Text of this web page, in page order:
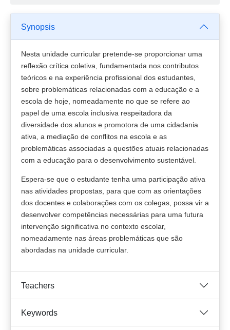
Synopsis
Nesta unidade curricular pretende-se proporcionar uma
reflexão crítica coletiva, fundamentada nos contributos
teóricos e na experiência profissional dos estudantes,
sobre problemáticas relacionadas com a educação e a
escola de hoje, nomeadamente no que se refere ao
papel de uma escola inclusiva respeitadora da
diversidade dos alunos e promotora de uma cidadania
ativa, a mediação de conflitos na escola e as
problemáticas associadas a questões atuais relacionadas
com a educação para o desenvolvimento sustentável.
Espera-se que o estudante tenha uma participação ativa
nas atividades propostas, para que com as orientações
dos docentes e colaborações com os colegas, possa vir a
desenvolver competências necessárias para uma futura
intervenção significativa no contexto escolar,
nomeadamente nas áreas problemáticas que são
abordadas na unidade curricular.
Teachers
Keywords